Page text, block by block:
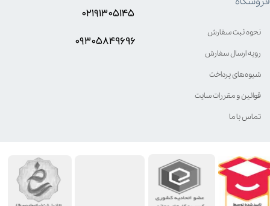
نحوه ثبت سفارش
رویه ارسال سفارش
شیوه‌های پرداخت
قوانین و مقررات سایت
تماس با ما
۰۲۱۹۱۳۰۵۱۴۵
۰۹۳۰۵8۴9696